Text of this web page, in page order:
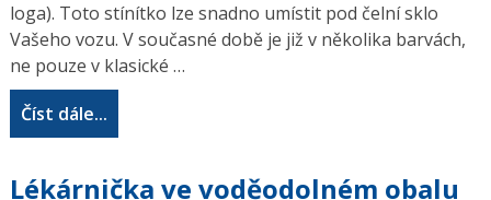
loga). Toto stínítko lze snadno umístit pod čelní sklo
Vašeho vozu. V současné době je již v několika barvách,
ne pouze v klasické …
Číst dále...
Lékárnička ve voděodolném obalu